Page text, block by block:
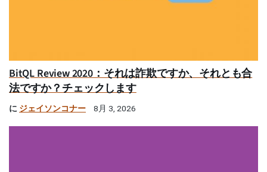
BitQL Review 2020：それは詐欺ですか、それとも合
法ですか？チェックします
に ジェイソンコナー 8月 3, 2026